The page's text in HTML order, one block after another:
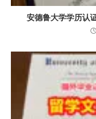
安德鲁大学学历认